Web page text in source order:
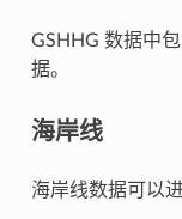
GSHHG 数据中
据。
海岸线
海岸线数据可以